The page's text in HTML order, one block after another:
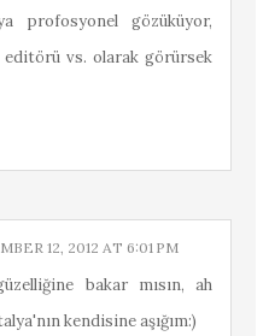
profosyonel gözüküyor,
editörü vs. olarak görürsek
12, 2012 AT 6:01 PM
bakar mısın, ah
kendisine aşığım:)